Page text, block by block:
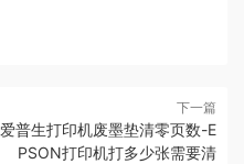
下一篇
爱普生打印机废墨垫清零页数-E
PSON打印机打多少张需要清